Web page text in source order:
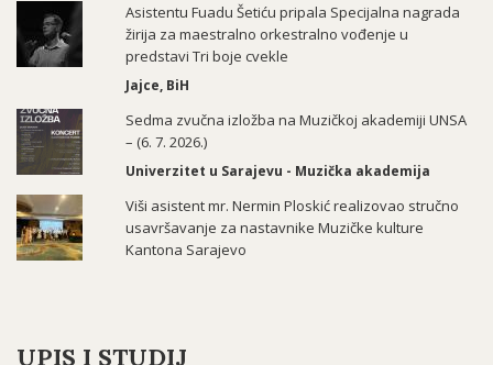
Asistentu Fuadu Šetiću pripala Specijalna nagrada
žirija za maestralno orkestralno vođenje u
predstavi Tri boje cvekle
Jajce, BiH
Sedma zvučna izložba na Muzičkoj akademiji UNSA
– (6. 7. 2026.)
Univerzitet u Sarajevu - Muzička akademija
Viši asistent mr. Nermin Ploskić realizovao stručno
usavršavanje za nastavnike Muzičke kulture
Kantona Sarajevo
UPIS I STUDIJ